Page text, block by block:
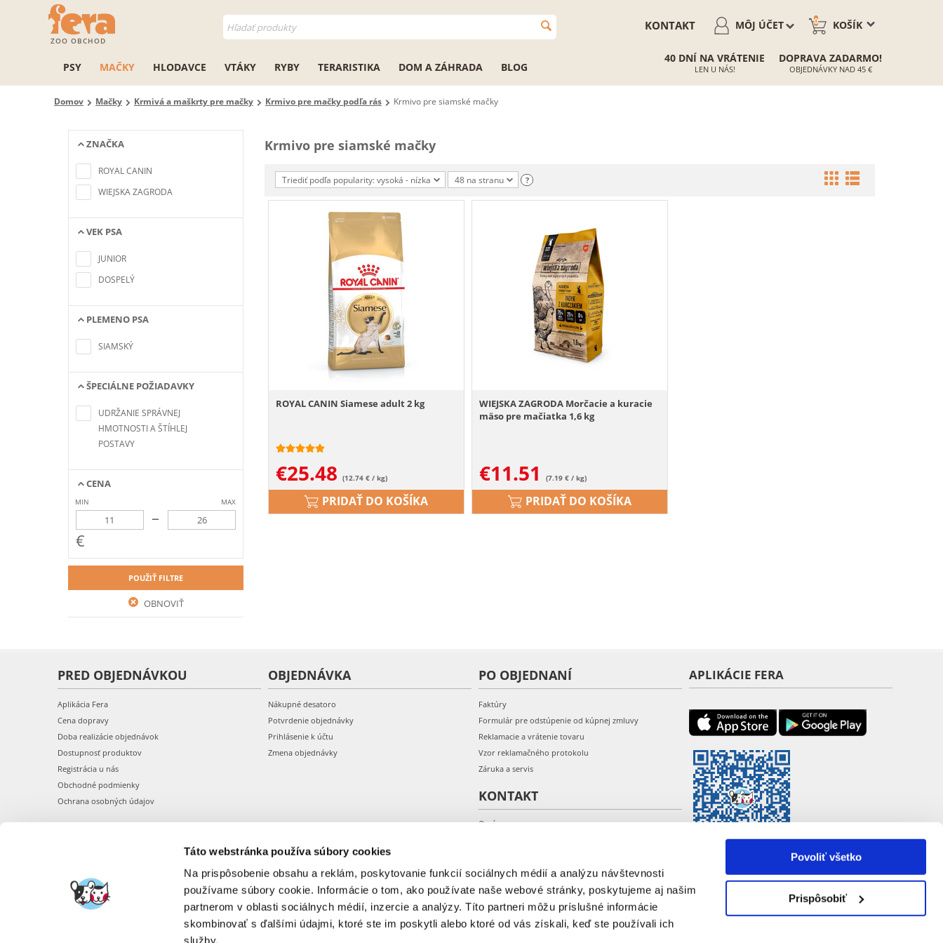
Táto webstránka používa súbory cookies
Na prispôsobenie obsahu a reklám, poskytovanie funkcií sociálnych médií a analýzu návštevnosti
používame súbory cookie. Informácie o tom, ako používate naše webové stránky, poskytujeme aj našim
partnerom v oblasti sociálnych médií, inzercie a analýzy. Títo partneri môžu príslušné informácie
skombinovať s ďalšími údajmi, ktoré ste im poskytli alebo ktoré od vás získali, keď ste používali ich
služby.
Povoliť všetko
Prispôsobiť
ZOO OBCHOD
KOŠÍK
0
MÔJ ÚČET
KONTAKT
PSY MAČKY HLODAVCE VTÁKY RYBY TERARISTIKA DOM A ZÁHRADA BLOG
40 DNÍ NA VRÁTENIE
LEN U NÁS!
DOPRAVA ZADARMO!
OBJEDNÁVKY NAD 45 €
Domov Mačky Krmivá a maškrty pre mačky Krmivo pre mačky podľa rás Krmivo pre siamské mačky
ZNAČKA
zodpovedajúce kritériám
ROYAL CANIN
WIEJSKA ZAGRODA
VEK PSA
zodpovedajúce kritériám
JUNIOR
DOSPELÝ
PLEMENO PSA
zodpovedajúce kritériám
SIAMSKÝ
ŠPECIÁLNE POŽIADAVKY
zodpovedajúce kritériám
vyhľadávania
UDRŽANIE SPRÁVNEJ
HMOTNOSTI A ŠTÍHLEJ
POSTAVY
CENA
MIN MAX
–
€
POUŽIŤ FILTRE
OBNOVIŤ
Krmivo pre siamské mačky
Triediť podľa popularity: vysoká - nízka 48 na stranu ?
ROYAL CANIN Siamese adult 2 kg
€25.48 (12.74 € / kg)
PRIDAŤ DO KOŠÍKA
WIEJSKA ZAGRODA Morčacie a kuracie
mäso pre mačiatka 1,6 kg
€11.51 (7.19 € / kg)
PRIDAŤ DO KOŠÍKA
PRED OBJEDNÁVKOU
Aplikácia Fera
Cena dopravy
Doba realizácie objednávok
Dostupnosť produktov
Registrácia u nás
Obchodné podmienky
Ochrana osobných údajov
OBJEDNÁVKA
Nákupné desatoro
Potvrdenie objednávky
Prihlásenie k účtu
Zmena objednávky
PO OBJEDNANÍ
Faktúry
Formulár pre odstúpenie od kúpnej zmluvy
Reklamacie a vrátenie tovaru
Vzor reklamačného protokolu
Záruka a servis
KONTAKT
O nás
APLIKÁCIE FERA